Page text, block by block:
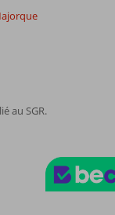
au SGR.